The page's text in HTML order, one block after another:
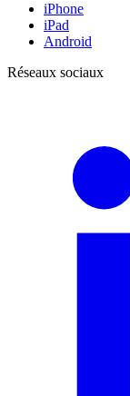
iPhone
iPad
Android
Réseaux sociaux